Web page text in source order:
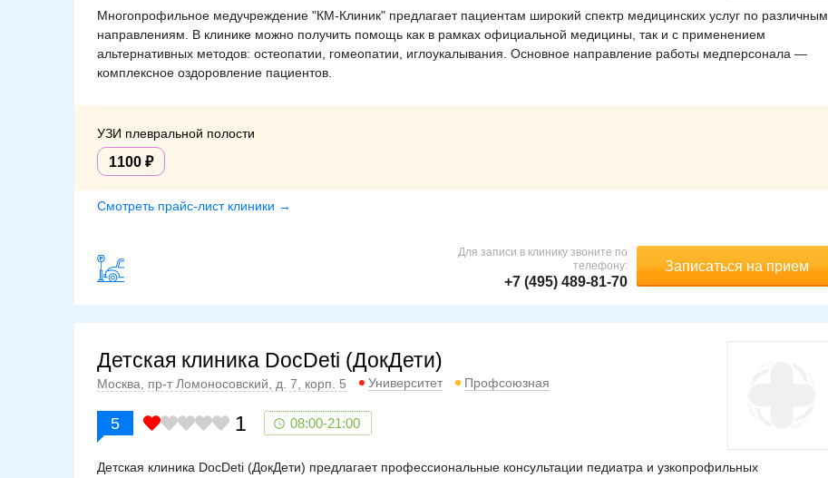
Многопрофильное медучреждение "КМ-Клиник" предлагает пациентам широкий спектр медицинских услуг по различным
направлениям. В клинике можно получить помощь как в рамках официальной медицины, так и с применением
альтернативных методов: остеопатии, гомеопатии, иглоукалывания. Основное направление работы медперсонала —
комплексное оздоровление пациентов.
УЗИ плевральной полости
1100
Смотреть прайс-лист клиники →
Записаться на прием
Для записи в клинику звоните по
телефону:
+7 (495) 489-81-70
Детская клиника DocDeti (ДокДети)
Москва, пр-т Ломоносовский, д. 7, корп. 5 Университет Профсоюзная
5 1 08:00-21:00
Детская клиника DocDeti (ДокДети) предлагает профессиональные консультации педиатра и узкопрофильных